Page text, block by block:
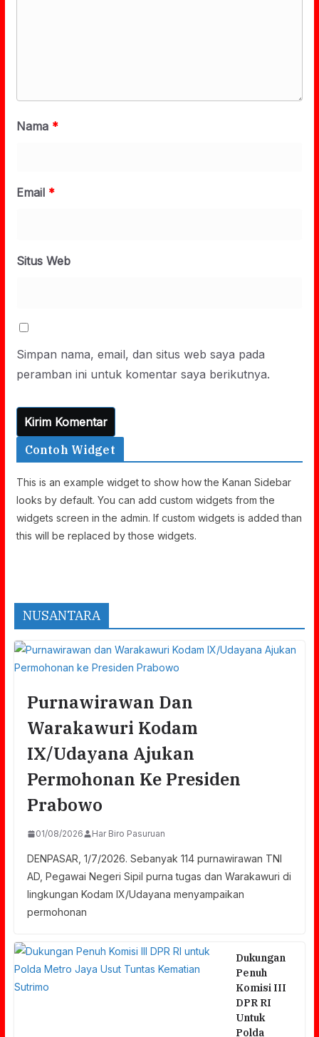
Nama *
Email *
Situs Web
Simpan nama, email, dan situs web saya pada
peramban ini untuk komentar saya berikutnya.
Contoh Widget
This is an example widget to show how the Kanan Sidebar
looks by default. You can add custom widgets from the
widgets screen in the admin. If custom widgets is added than
this will be replaced by those widgets.
NUSANTARA
Purnawirawan Dan
Warakawuri Kodam
IX/Udayana Ajukan
Permohonan Ke Presiden
Prabowo
01/08/2026 Har Biro Pasuruan
DENPASAR, 1/7/2026. Sebanyak 114 purnawirawan TNI
AD, Pegawai Negeri Sipil purna tugas dan Warakawuri di
lingkungan Kodam IX/Udayana menyampaikan
permohonan
Dukungan
Penuh
Komisi III
DPR RI
Untuk
Polda